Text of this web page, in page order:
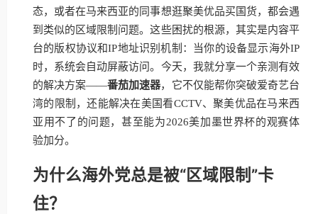
态，或者在马来西亚的同事想逛聚美优品买国货，都会遇
到类似的区域限制问题。这些困扰的根源，其实是内容平
台的版权协议和IP地址识别机制：当你的设备显示海外IP
时，系统会自动屏蔽访问。今天，我就分享一个亲测有效
的解决方案——番茄加速器，它不仅能帮你突破爱奇艺台
湾的限制，还能解决在美国看CCTV、聚美优品在马来西
亚用不了的问题，甚至能为2026美加墨世界杯的观赛体
验加分。
为什么海外党总是被“区域限制”卡
住？